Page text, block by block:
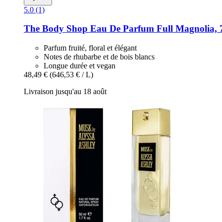
5.0 (1)
The Body Shop Eau De Parfum Full Magnolia,
Parfum fruité, floral et élégant
Notes de rhubarbe et de bois blancs
Longue durée et vegan
48,49 € (646,53 € / L)
Livraison jusqu'au 18 août